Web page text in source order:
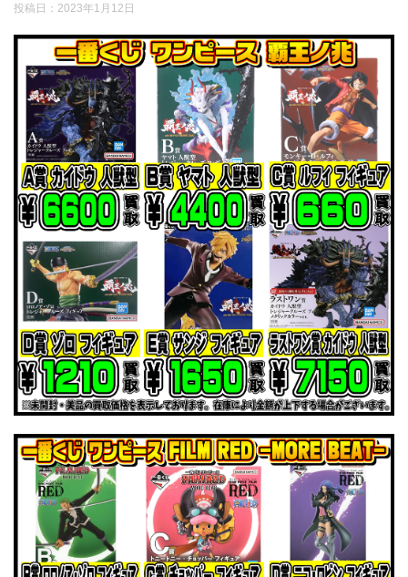
投稿日： 2023年1月12日